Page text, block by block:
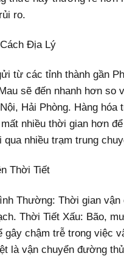
ro.
Địa Lý
từ các tỉnh thành gần
sẽ đến nhanh hơn so
Hải Phòng. Hàng
nhiều thời gian hơn
qua nhiều trạm trung
Thời Tiết
Thường: Thời gian vận
Thời Tiết Xấu: Bão,
gây chậm trễ trong việc
là vận chuyển đường